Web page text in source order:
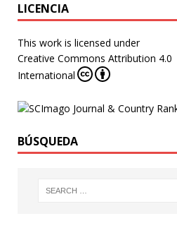
LICENCIA
This work is licensed under
Creative Commons Attribution 4.0
International
BÚSQUEDA